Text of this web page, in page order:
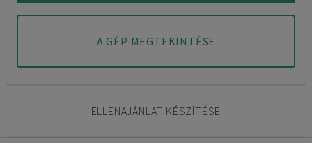
A GÉP MEGTEKINTÉSE
ELLENAJÁNLAT KÉSZÍTÉSE